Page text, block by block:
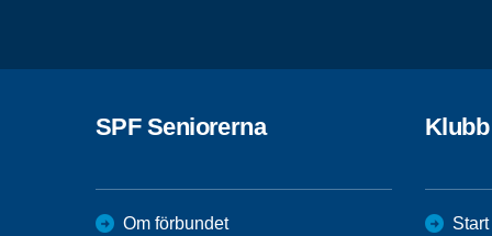
SPF Seniorerna
Om förbundet Start